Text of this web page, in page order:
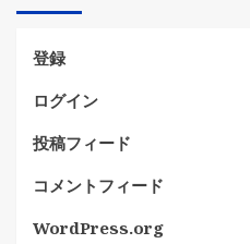
ー
登録
ログイン
投稿フィード
コメントフィード
WordPress.org